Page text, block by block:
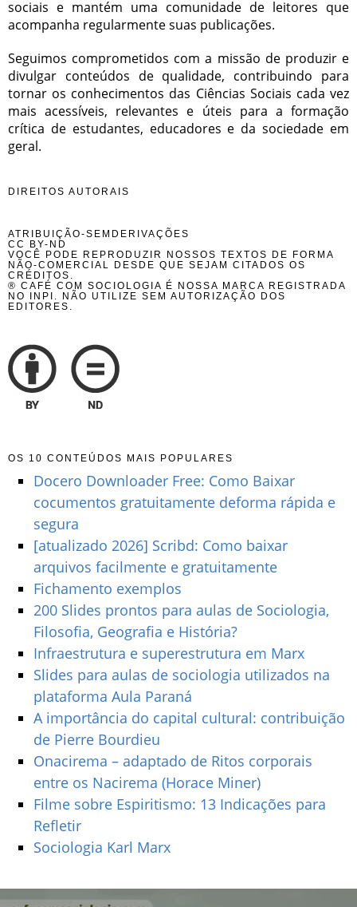
sociais e mantém uma comunidade de leitores que
acompanha regularmente suas publicações.
Seguimos comprometidos com a missão de produzir e
divulgar conteúdos de qualidade, contribuindo para
tornar os conhecimentos das Ciências Sociais cada vez
mais acessíveis, relevantes e úteis para a formação
crítica de estudantes, educadores e da sociedade em
geral.
DIREITOS AUTORAIS
ATRIBUIÇÃO-SEMDERIVAÇÕES
CC BY-ND
VOCÊ PODE REPRODUZIR NOSSOS TEXTOS DE FORMA
NÃO-COMERCIAL DESDE QUE SEJAM CITADOS OS
CRÉDITOS.
® CAFÉ COM SOCIOLOGIA É NOSSA MARCA REGISTRADA
NO INPI. NÃO UTILIZE SEM AUTORIZAÇÃO DOS
EDITORES.
OS 10 CONTEÚDOS MAIS POPULARES
Docero Downloader Free: Como Baixar
cocumentos gratuitamente deforma rápida e
segura
[atualizado 2026] Scribd: Como baixar
arquivos facilmente e gratuitamente
Fichamento exemplos
200 Slides prontos para aulas de Sociologia,
Filosofia, Geografia e História?
Infraestrutura e superestrutura em Marx
Slides para aulas de sociologia utilizados na
plataforma Aula Paraná
A importância do capital cultural: contribuição
de Pierre Bourdieu
Onacirema – adaptado de Ritos corporais
entre os Nacirema (Horace Miner)
Filme sobre Espiritismo: 13 Indicações para
Refletir
Sociologia Karl Marx